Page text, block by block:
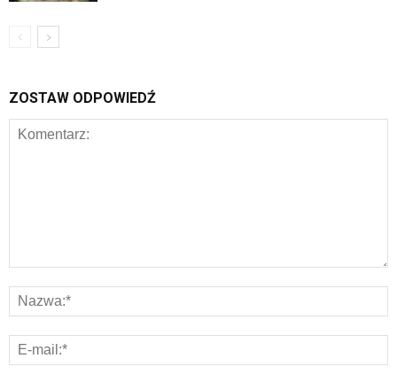
ZOSTAW ODPOWIEDŹ